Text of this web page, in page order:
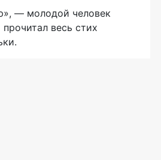
— молодой человек
весь стих